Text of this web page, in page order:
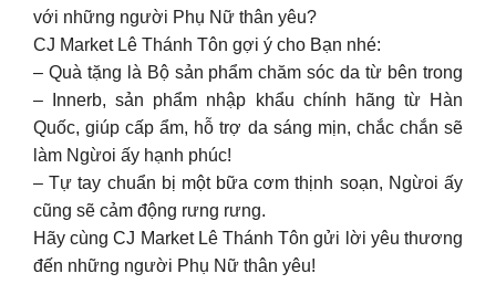
với những người Phụ Nữ thân yêu?
CJ Market Lê Thánh Tôn gợi ý cho Bạn nhé:
– Quà tặng là Bộ sản phẩm chăm sóc da từ bên trong
– Innerb, sản phẩm nhập khẩu chính hãng từ Hàn
Quốc, giúp cấp ẩm, hỗ trợ da sáng mịn, chắc chắn sẽ
làm Ngừoi ấy hạnh phúc!
– Tự tay chuẩn bị một bữa cơm thịnh soạn, Ngừoi ấy
cũng sẽ cảm động rưng rưng.
Hãy cùng CJ Market Lê Thánh Tôn gửi lời yêu thương
đến những người Phụ Nữ thân yêu!